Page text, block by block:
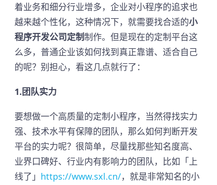
着业务和细分行业增多，企业对小程序的追求也
越来越个性化，这种情况下，就需要找合适的小
程序开发公司定制制作。但是现在的定制平台这
么多，普通企业该如何找到真正靠谱、适合自己
的呢？别担心，看这几点就行了：
1.团队实力
要想做一个高质量的定制小程序，当然得找实力
强、技术水平有保障的团队，那么如何判断开发
平台的实力呢？很简单，尽量找那些知名度高、
业界口碑好、行业内有影响力的团队，比如「上
线了」 https://www.sxl.cn/，就是非常知名的小